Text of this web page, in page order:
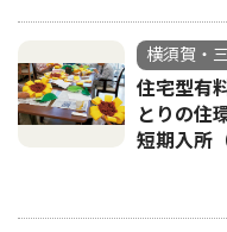
横須賀・
住宅型有
とりの住
短期入所